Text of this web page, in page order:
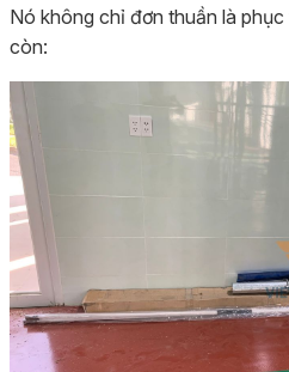
Nó không chỉ đơn thuần là
còn: